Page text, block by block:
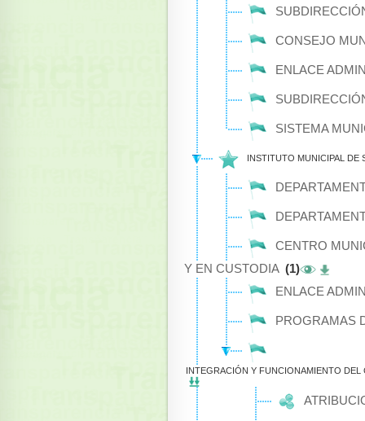
CONSEJO
ENLACE
SISTEMA
INSTITUTO MUNICIPAL DE
CENTRO
Y EN CUSTODIA (1)
ENLACE
PROGRAMAS
INTEGRACIÓN Y FUNCIONAMIENTO DEL